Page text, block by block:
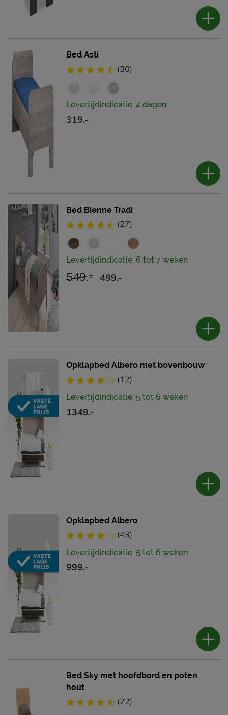
Bed Asti
(30)
Levertijdindicatie: 4 dagen
319.-
Bed Bienne Tradi
(27)
Levertijdindicatie: 6 tot 7 weken
549.- 499.-
Opklapbed Albero met bovenbouw
(12)
Levertijdindicatie: 5 tot 6 weken
1349.-
Opklapbed Albero
(43)
Levertijdindicatie: 5 tot 6 weken
999.-
Bed Sky met hoofdbord en poten
hout
(22)